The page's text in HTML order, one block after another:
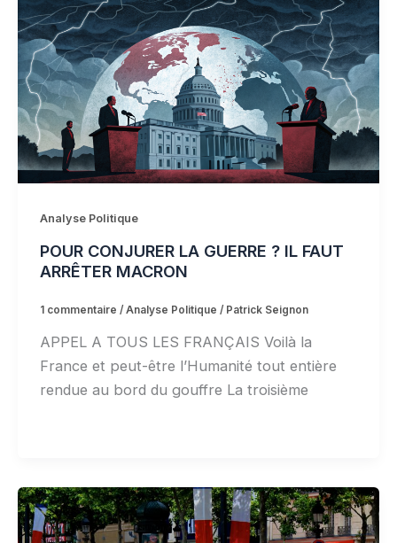
Analyse Politique
POUR CONJURER LA GUERRE ? IL FAUT
ARRÊTER MACRON
1 commentaire /Analyse Politique / Patrick Seignon
APPEL A TOUS LES FRANÇAIS Voilà la
France et peut-être l’Humanité tout entière
rendue au bord du gouffre La troisième